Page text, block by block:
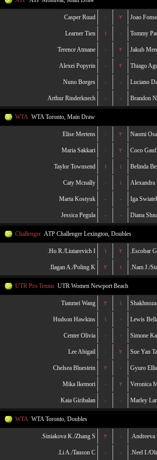
Casper Ruud ۰ ۲ Joao
Learner Tien ۱ ۰ Tommy
Terence Atmane ۰ ۲ Jakub
Alexei Popyrin ۰ ۲ Thiago
Nuno Borges - - Luciano
Arthur Rinderknech - - Brandon
WTA WTA Toronto, Main Draw
Elise Mertens ۰ ۲ Naomi
Maria Sakkari ۰ ۲ Coco
Taylor Townsend ۱ ۱ Belinda
Caty Mcnally ۰ ۱ Alexandra
Marta Kostyuk - - Iga
Jessica Pegula - - Diana
Challenger ATP Challenger Lexington, Doubles
Ho R./Liutarevich I. ۱ ۲ Escobar
Ilagan A./Poling K. ۲ ۱ Nam J./
UTR Pro Tennis UTR Women Newport Beach
Tianmei Wang ۲ ۱
Hudson Hawkins ۱ ۰ Lewis
Center Olivia ۰ ۰ Simone
Lee Abigail ۰ ۲ Sue Yan
Chelsea Bluestein ۲ ۰ Gyuro
Mika Ikemori ۰ ۲ Veronica
Kaia Giribalan - - Marley
WTA WTA Toronto, Doubles
Siniakova K./Zhang S. ۲ ۰ Andreeva
Li A./Tauson C. - - Neel I./